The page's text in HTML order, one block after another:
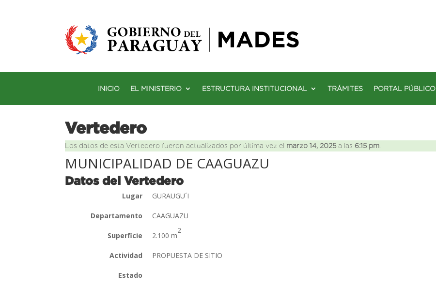
INICIO EL MINISTERIO ESTRUCTURA INSTITUCIONAL TRÁMITES PORTAL PÚBLICO
Vertedero
Los datos de esta Vertedero fueron actualizados por última vez el marzo 14, 2025 a las 6:15 pm
MUNICIPALIDAD DE CAAGUAZU
Datos del Vertedero
Lugar GURAUGU´I
Departamento CAAGUAZU
Superficie 2.100 m
2
Actividad PROPUESTA DE SITIO
Estado